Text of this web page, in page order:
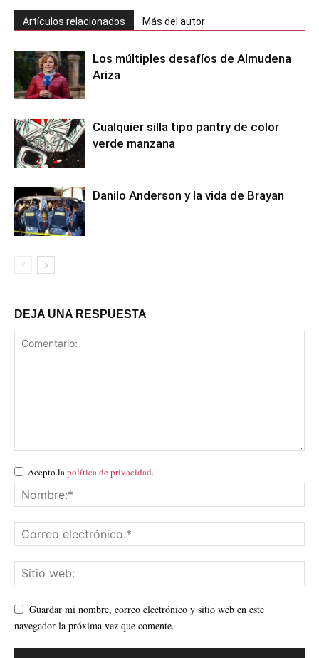
Artículos relacionados Más del autor
Los múltiples desafíos de Almudena
Ariza
Cualquier silla tipo pantry de color
verde manzana
Danilo Anderson y la vida de Brayan
DEJA UNA RESPUESTA
Acepto la política de privacidad.
Guardar mi nombre, correo electrónico y sitio web en este
navegador la próxima vez que comente.